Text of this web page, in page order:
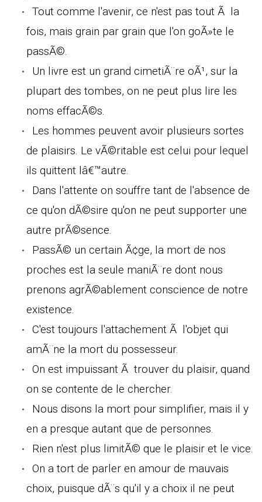
Tout comme l'avenir, ce n'est pas tout Ã la
fois, mais grain par grain que l'on goÃ»te le
passÃ©.
Un livre est un grand cimetiÃ¨re oÃ¹, sur la
plupart des tombes, on ne peut plus lire les
noms effacÃ©s.
Les hommes peuvent avoir plusieurs sortes
de plaisirs. Le vÃ©ritable est celui pour lequel
ils quittent lâ€™autre.
Dans l'attente on souffre tant de l'absence de
ce qu'on dÃ©sire qu'on ne peut supporter une
autre prÃ©sence.
PassÃ© un certain Ã¢ge, la mort de nos
proches est la seule maniÃ¨re dont nous
prenons agrÃ©ablement conscience de notre
existence.
C'est toujours l'attachement Ã l'objet qui
amÃ¨ne la mort du possesseur.
On est impuissant Ã trouver du plaisir, quand
on se contente de le chercher.
Nous disons la mort pour simplifier, mais il y
en a presque autant que de personnes.
Rien n'est plus limitÃ© que le plaisir et le vice.
On a tort de parler en amour de mauvais
choix, puisque dÃ¨s qu'il y a choix il ne peut